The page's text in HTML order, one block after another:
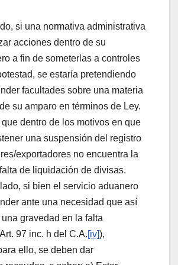
si una normativa administrativa
acciones dentro de su
a fin de someterlas a controles
se estaría pretendiendo
facultades sobre una materia
su amparo en términos de Ley.
dentro de los motivos en que
una suspensión del registro
exportadores no encuentra la
de liquidación de divisas.
si bien el servicio aduanero
ante una necesidad que así
una gravedad en la falta
97 inc. h del C.A.[iv]),
ello, se deben dar